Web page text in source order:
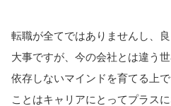
転職が全てではありませんし、
大事ですが、今の会社とは違う
依存しないマインドを育てる上
ことはキャリアにとってプラス